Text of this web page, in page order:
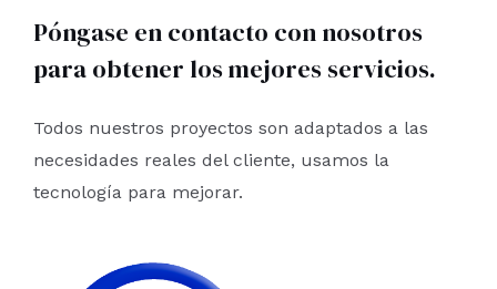
Póngase en contacto con nosotros
para obtener los mejores servicios.
Todos nuestros proyectos son adaptados a las
necesidades reales del cliente, usamos la
tecnología para mejorar.